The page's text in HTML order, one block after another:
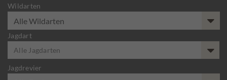
Wildarten
Jagdart
Alle Jagdarten
Jagdrevier